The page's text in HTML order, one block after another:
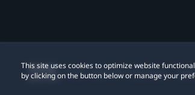
This site uses cookies to optimize website
by clicking on the button below or manage your
© 2011-2026 HTC Corporation